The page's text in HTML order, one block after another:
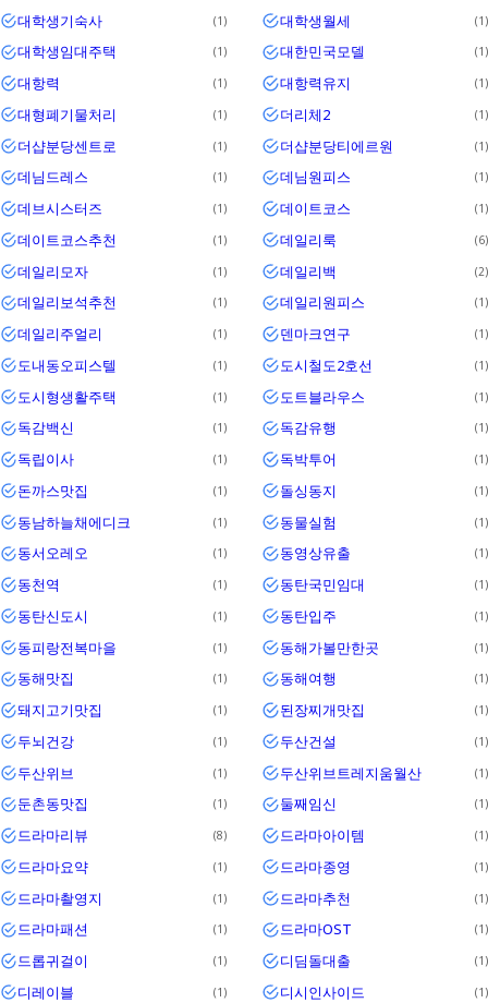
대학생기숙사 1 대학생월세 1
대학생임대주택 1 대한민국모델 1
대항력 1 대항력유지 1
대형폐기물처리 1 더리체2 1
더샵분당센트로 1 더샵분당티에르원 1
데님드레스 1 데님원피스 1
데브시스터즈 1 데이트코스 1
데이트코스추천 1 데일리룩 6
데일리모자 1 데일리백 2
데일리보석추천 1 데일리원피스 1
데일리주얼리 1 덴마크연구 1
도내동오피스텔 1 도시철도2호선 1
도시형생활주택 1 도트블라우스 1
독감백신 1 독감유행 1
독립이사 1 독박투어 1
돈까스맛집 1 돌싱동지 1
동남하늘채에디크 1 동물실험 1
동서오레오 1 동영상유출 1
동천역 1 동탄국민임대 1
동탄신도시 1 동탄입주 1
동피랑전복마을 1 동해가볼만한곳 1
동해맛집 1 동해여행 1
돼지고기맛집 1 된장찌개맛집 1
두뇌건강 1 두산건설 1
두산위브 1 두산위브트레지움월산 1
둔촌동맛집 1 둘째임신 1
드라마리뷰 8 드라마아이템 1
드라마요약 1 드라마종영 1
드라마촬영지 1 드라마추천 1
드라마패션 1 드라마OST 1
드롭귀걸이 1 디딤돌대출 1
디레이블 1 디시인사이드 1